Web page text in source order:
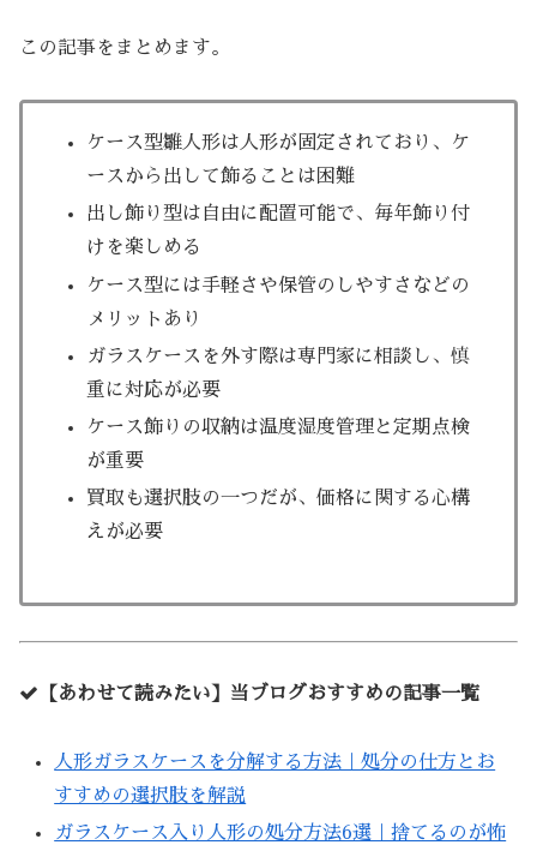
この記事をまとめます。
ケース型雛人形は人形が固定されており、ケ
ースから出して飾ることは困難
出し飾り型は自由に配置可能で、毎年飾り付
けを楽しめる
ケース型には手軽さや保管のしやすさなどの
メリットあり
ガラスケースを外す際は専門家に相談し、慎
重に対応が必要
ケース飾りの収納は温度湿度管理と定期点検
が重要
買取も選択肢の一つだが、価格に関する心構
えが必要
【あわせて読みたい】当ブログおすすめの記事一覧
人形ガラスケースを分解する方法｜処分の仕方とお
すすめの選択肢を解説
ガラスケース入り人形の処分方法6選｜捨てるのが怖